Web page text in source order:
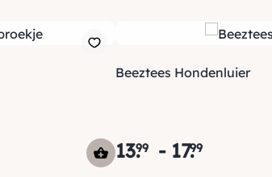
Beeztees Hondenluier
13.99 - 17.99